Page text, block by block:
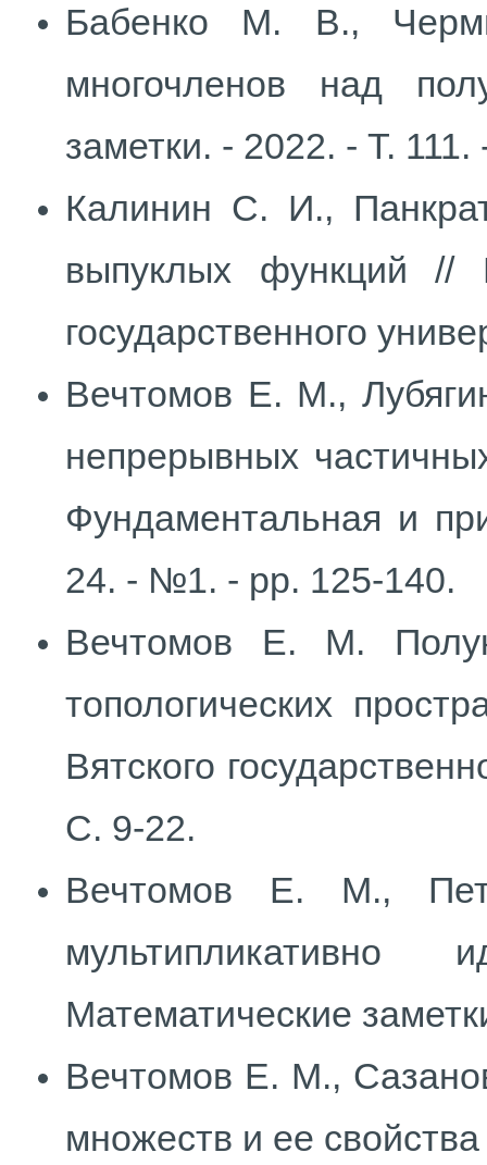
Бабенко М. В.,
многочленов над
заметки. - 2022. - Т.
Калинин С. И.,
выпуклых функций //
государственного
Вечтомов Е. М.,
непрерывных
Фундаментальная и
24. - №1. - pp. 125-140.
Вечтомов Е. М.
топологических
Вятского
С. 9-22.
Вечтомов Е. М.,
мультипликативно
Математические
Вечтомов Е. М.,
множеств и ее